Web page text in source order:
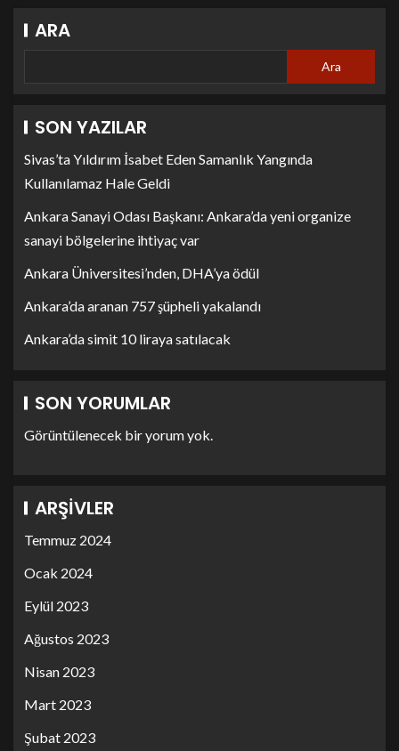
ARA
Ara
SON YAZILAR
Sivas’ta Yıldırım İsabet Eden Samanlık Yangında
Kullanılamaz Hale Geldi
Ankara Sanayi Odası Başkanı: Ankara’da yeni organize
sanayi bölgelerine ihtiyaç var
Ankara Üniversitesi’nden, DHA’ya ödül
Ankara’da aranan 757 şüpheli yakalandı
Ankara’da simit 10 liraya satılacak
SON YORUMLAR
Görüntülenecek bir yorum yok.
ARŞIVLER
Temmuz 2024
Ocak 2024
Eylül 2023
Ağustos 2023
Nisan 2023
Mart 2023
Şubat 2023